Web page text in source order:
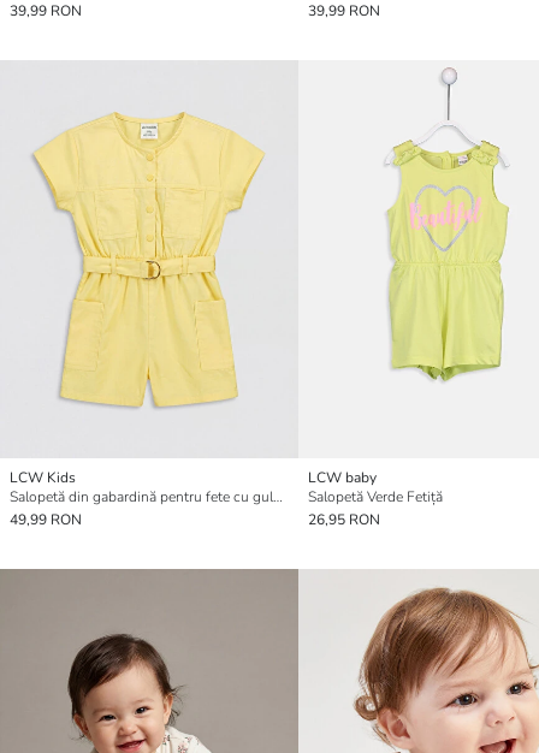
39,99 RON
39,99 RON
LCW Kids
Salopetă din gabardină pentru fete cu guler rotund
49,99 RON
LCW baby
Salopetă Verde Fetiță
26,95 RON